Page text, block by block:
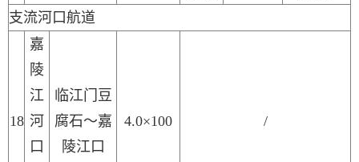
支流河口航道
18
嘉
陵
江
河
口
临江门豆
腐石～嘉
陵江口
4.0×100 /